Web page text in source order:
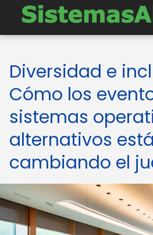
Diversidad e
Cómo los
sistemas
alternativos
cambiando el